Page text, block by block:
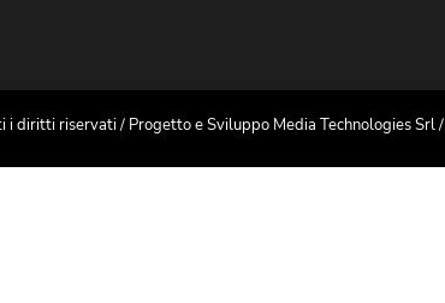
riservati / Progetto e Sviluppo Media Technologies Srl /